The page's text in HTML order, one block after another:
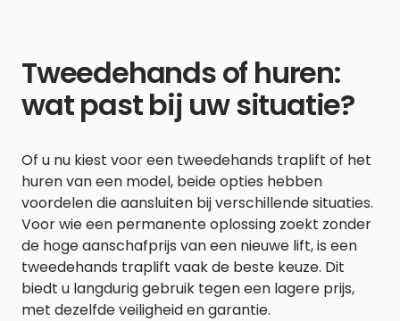
Tweedehands of huren:
wat past bij uw situatie?
Of u nu kiest voor een tweedehands traplift of het
huren van een model, beide opties hebben
voordelen die aansluiten bij verschillende situaties.
Voor wie een permanente oplossing zoekt zonder
de hoge aanschafprijs van een nieuwe lift, is een
tweedehands traplift vaak de beste keuze. Dit
biedt u langdurig gebruik tegen een lagere prijs,
met dezelfde veiligheid en garantie.